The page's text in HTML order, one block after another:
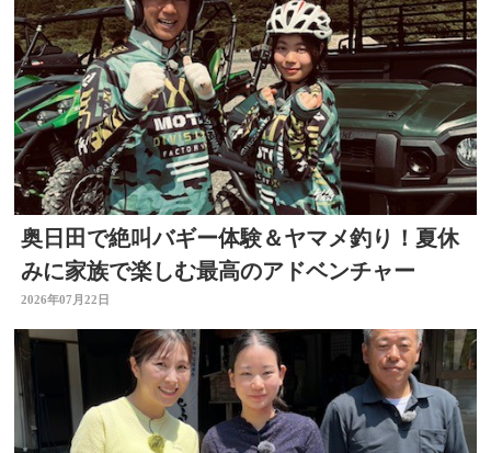
奥日田で絶叫バギー体験＆ヤマメ釣り！夏休
みに家族で楽しむ最高のアドベンチャー
2026年07月22日